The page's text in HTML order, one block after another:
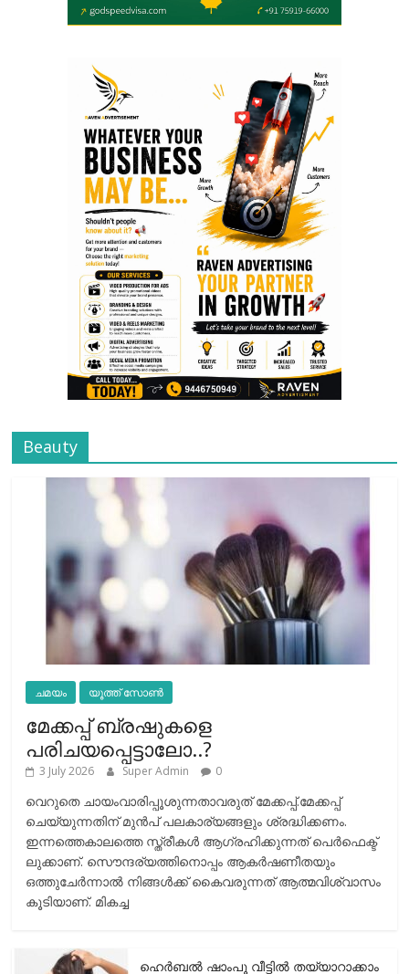
Beauty
ചമയം യൂത്ത് സോൺ
മേക്കപ്പ് ബ്രഷുകളെ
പരിചയപ്പെട്ടാലോ..?
3 July 2026 Super Admin 0
വെറുതെ ചായംവാരിപ്പൂശുന്നതാവരുത് മേക്കപ്പ്.മേക്കപ്പ്
ചെയ്യുന്നതിന് മുന്‍പ് പലകാര്യങ്ങളും ശ്രദ്ധിക്കണം.
ഇന്നത്തെകാലത്തെ സ്ത്രീകള്‍ ആഗ്രഹിക്കുന്നത് പെര്‍ഫെക്ട്
ലുക്കാണ്. സൌന്ദര്യത്തിനൊപ്പം ആകര്‍ഷണീതയും
ഒത്തുചേര്‍ന്നാല്‍ നിങ്ങള്‍ക്ക് കൈവരുന്നത് ആത്മവിശ്വാസം
കൂടിയാണ്. മികച്ച
ഹെര്‍ബല്‍ ഷാംപൂ വീട്ടില്‍ തയ്യാറാക്കാം